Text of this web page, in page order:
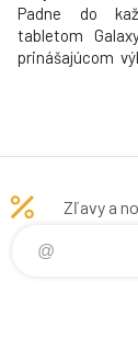
Padne do
tabletom
prinášajúcom
ľahkom
spoľahlivý
produktivitu,
vylepšenému
Zľavy a